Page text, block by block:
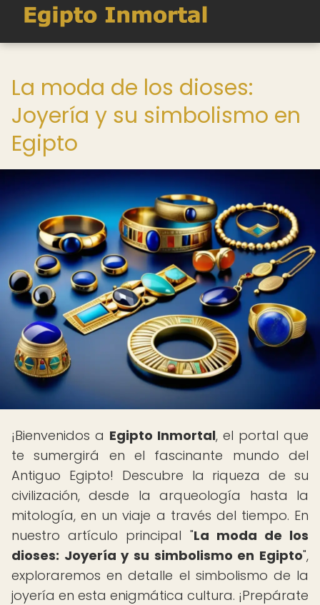
La moda de los dioses:
Joyería y su simbolismo en
Egipto
¡Bienvenidos a Egipto Inmortal, el portal que
te sumergirá en el fascinante mundo del
Antiguo Egipto! Descubre la riqueza de su
civilización, desde la arqueología hasta la
mitología, en un viaje a través del tiempo. En
nuestro artículo principal "La moda de los
dioses: Joyería y su simbolismo en Egipto",
exploraremos en detalle el simbolismo de la
joyería en esta enigmática cultura. ¡Prepárate